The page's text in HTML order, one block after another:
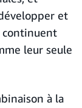
et
continuent
leur seule
à la